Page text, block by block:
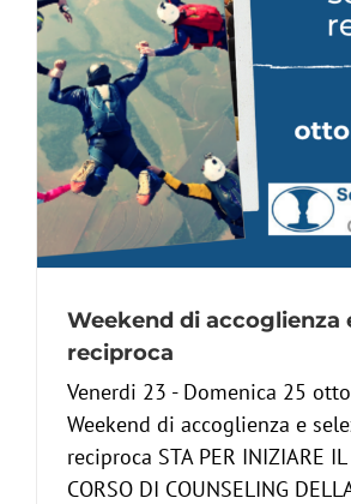
Weekend di accoglienza
reciproca
Venerdi 23 - Domenica 25
Weekend di accoglienza e
reciproca STA PER INIZIARE IL
CORSO DI COUNSELING